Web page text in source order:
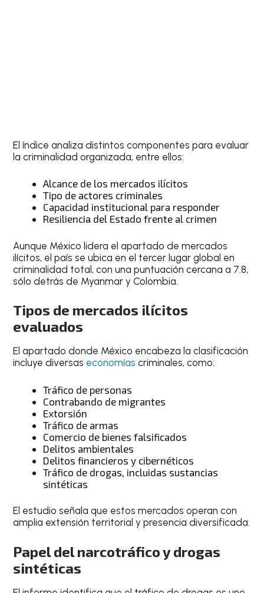
El índice analiza distintos componentes para evaluar
la criminalidad organizada, entre ellos:
Alcance de los mercados ilícitos
Tipo de actores criminales
Capacidad institucional para responder
Resiliencia del Estado frente al crimen
Aunque México lidera el apartado de mercados
ilícitos, el país se ubica en el tercer lugar global en
criminalidad total, con una puntuación cercana a 7.8,
sólo detrás de Myanmar y Colombia.
Tipos de mercados ilícitos
evaluados
El apartado donde México encabeza la clasificación
incluye diversas economíascriminales, como:
Tráfico de personas
Contrabando de migrantes
Extorsión
Tráfico de armas
Comercio de bienes falsificados
Delitos ambientales
Delitos financieros y cibernéticos
Tráfico de drogas, incluidas sustancias
sintéticas
El estudio señala que estos mercados operan con
amplia extensión territorial y presencia diversificada.
Papel del narcotráfico y drogas
sintéticas